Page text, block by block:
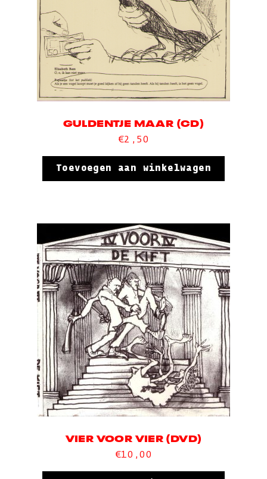
GULDENTJE MAAR (CD)
€2,50
Toevoegen aan winkelwagen
VIER VOOR VIER (DVD)
€10,00